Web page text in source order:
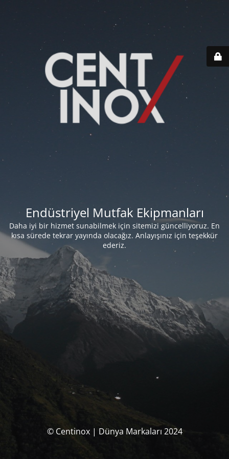
Endüstriyel Mutfak Ekipmanları
Daha iyi bir hizmet sunabilmek için sitemizi güncelliyoruz. En
kısa sürede tekrar yayında olacağız. Anlayışınız için teşekkür
ederiz.
© Centinox | Dünya Markaları 2024